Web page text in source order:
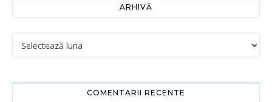
ARHIVĂ
COMENTARII RECENTE